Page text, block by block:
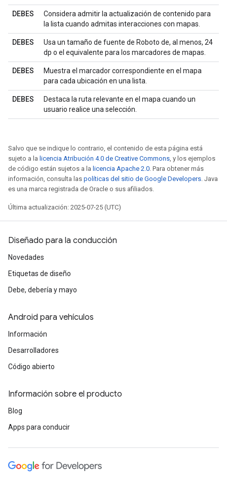
DEBES
Considera admitir la actualización de contenido para
la lista cuando admitas interacciones con mapas.
DEBES
Usa un tamaño de fuente de Roboto de, al menos, 24
dp o el equivalente para los marcadores de mapas.
DEBES
Muestra el marcador correspondiente en el mapa
para cada ubicación en una lista.
DEBES
Destaca la ruta relevante en el mapa cuando un
usuario realice una selección.
Salvo que se indique lo contrario, el contenido de esta página está
sujeto a la licencia Atribución 4.0 de Creative Commons, y los ejemplos
de código están sujetos a la licencia Apache 2.0. Para obtener más
información, consulta las políticas del sitio de Google Developers. Java
es una marca registrada de Oracle o sus afiliados.
Última actualización: 2025-07-25 (UTC)
Diseñado para la conducción
Novedades
Etiquetas de diseño
Debe, debería y mayo
Android para vehículos
Información
Desarrolladores
Código abierto
Información sobre el producto
Blog
Apps para conducir